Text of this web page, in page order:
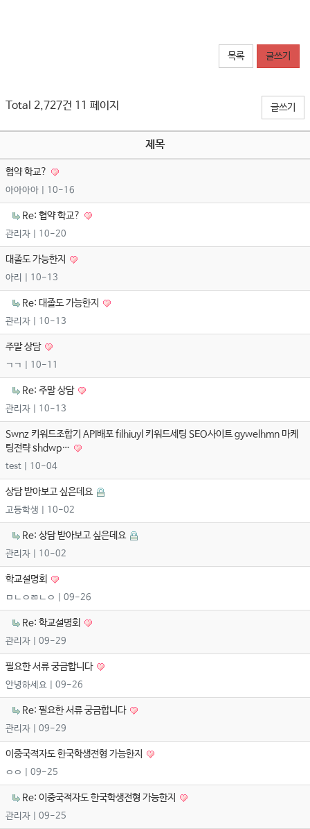
목록 글쓰기
Total 2,727건 11 페이지 글쓰기
제목
협약 학교?
아아아아 | 10-16
Re: 협약 학교?
관리자 | 10-20
대졸도 가능한지
아리 | 10-13
Re: 대졸도 가능한지
관리자 | 10-13
주말 상담
ㄱㄱ | 10-11
Re: 주말 상담
관리자 | 10-13
Swnz 키워드조합기 API배포 filhiuyl 키워드세팅 SEO사이트 gywelhmn 마케
팅전략 shdwp…
test | 10-04
상담 받아보고 싶은데요
고등학생 | 10-02
Re: 상담 받아보고 싶은데요
관리자 | 10-02
학교설명회
ㅁㄴㅇㄻㄴㅇ | 09-26
Re: 학교설명회
관리자 | 09-29
필요한 서류 궁금합니다
안녕하세요 | 09-26
Re: 필요한 서류 궁금합니다
관리자 | 09-29
이중국적자도 한국학생전형 가능한지
ㅇㅇ | 09-25
Re: 이중국적자도 한국학생전형 가능한지
관리자 | 09-25